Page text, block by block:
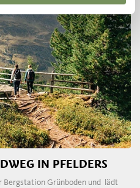
IN PFELDERS
Bergstation Grünboden und lädt